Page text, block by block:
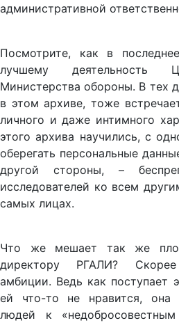
административной
Посмотрите, как в
лучшему деятельность
Министерства обороны. В тех
в этом архиве, тоже
личного и даже интимного
этого архива научились, с
оберегать персональные
другой стороны, –
исследователей ко всем
самых лицах.
Что же мешает так же
директору РГАЛИ?
амбиции. Ведь как поступает
ей что-то не нравится, она
людей к